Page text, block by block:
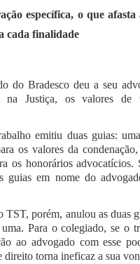
específica, o que afasta
cada finalidade
do Bradesco deu a seu
na Justiça, os valores de
emitiu duas guias:
os valores da
os honorários advocatícios.
guias em nome do
TST, porém, anulou as duas
Para o colegiado, se o
ao advogado com esse
direito torna ineficaz a sua